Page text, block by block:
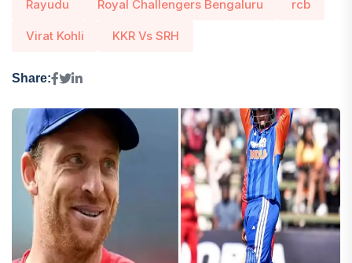
Rayudu Royal Challengers Bengaluru rcb
Virat Kohli KKR Vs SRH
Share: